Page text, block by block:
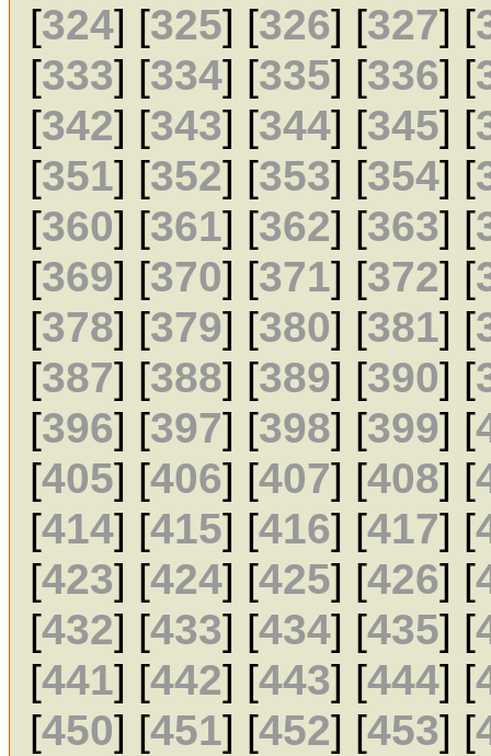
[324] [325] [326] [327] [
[333] [334] [335] [336] [
[342] [343] [344] [345] [
[351] [352] [353] [354] [
[360] [361] [362] [363] [
[369] [370] [371] [372] [
[378] [379] [380] [381] [
[387] [388] [389] [390] [
[396] [397] [398] [399] [
[405] [406] [407] [408] [
[414] [415] [416] [417] [
[423] [424] [425] [426] [
[432] [433] [434] [435] [
[441] [442] [443] [444] [
[450] [451] [452] [453] [